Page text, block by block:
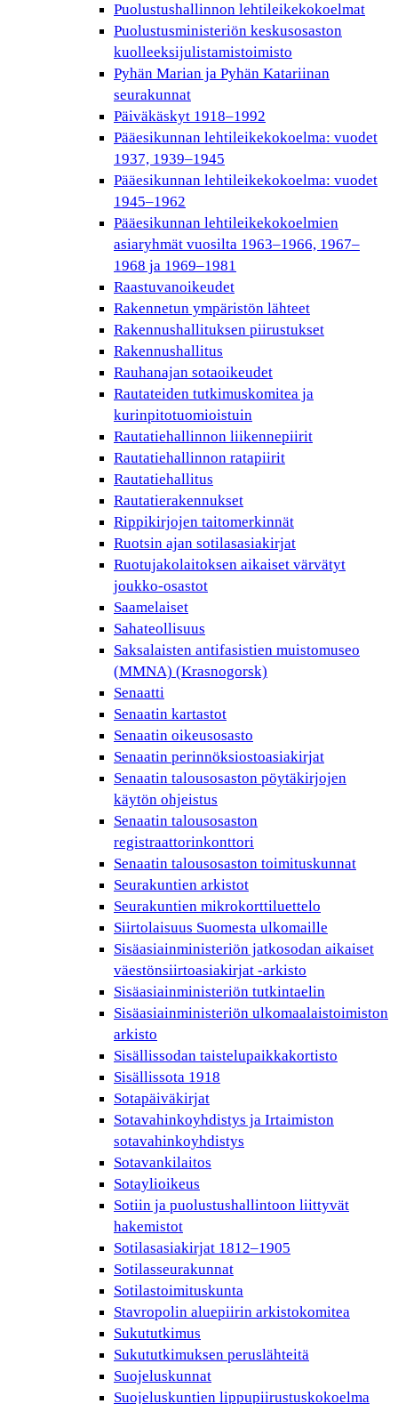
Puolustushallinnon lehtileikekokoelmat
Puolustusministeriön keskusosaston
kuolleeksijulistamistoimisto
Pyhän Marian ja Pyhän Katariinan
seurakunnat
Päiväkäskyt 1918–1992
Pääesikunnan lehtileikekokoelma: vuodet
1937, 1939–1945
Pääesikunnan lehtileikekokoelma: vuodet
1945–1962
Pääesikunnan lehtileikekokoelmien
asiaryhmät vuosilta 1963–1966, 1967–
1968 ja 1969–1981
Raastuvanoikeudet
Rakennetun ympäristön lähteet
Rakennushallituksen piirustukset
Rakennushallitus
Rauhanajan sotaoikeudet
Rautateiden tutkimuskomitea ja
kurinpitotuomioistuin
Rautatiehallinnon liikennepiirit
Rautatiehallinnon ratapiirit
Rautatiehallitus
Rautatierakennukset
Rippikirjojen taitomerkinnät
Ruotsin ajan sotilasasiakirjat
Ruotujakolaitoksen aikaiset värvätyt
joukko-osastot
Saamelaiset
Sahateollisuus
Saksalaisten antifasistien muistomuseo
(MMNA) (Krasnogorsk)
Senaatti
Senaatin kartastot
Senaatin oikeusosasto
Senaatin perinnöksiostoasiakirjat
Senaatin talousosaston pöytäkirjojen
käytön ohjeistus
Senaatin talousosaston
registraattorinkonttori
Senaatin talousosaston toimituskunnat
Seurakuntien arkistot
Seurakuntien mikrokorttiluettelo
Siirtolaisuus Suomesta ulkomaille
Sisäasiainministeriön jatkosodan aikaiset
väestönsiirtoasiakirjat -arkisto
Sisäasiainministeriön tutkintaelin
Sisäasiainministeriön ulkomaalaistoimiston
arkisto
Sisällissodan taistelupaikkakortisto
Sisällissota 1918
Sotapäiväkirjat
Sotavahinkoyhdistys ja Irtaimiston
sotavahinkoyhdistys
Sotavankilaitos
Sotaylioikeus
Sotiin ja puolustushallintoon liittyvät
hakemistot
Sotilasasiakirjat 1812–1905
Sotilasseurakunnat
Sotilastoimituskunta
Stavropolin aluepiirin arkistokomitea
Sukututkimus
Sukututkimuksen peruslähteitä
Suojeluskunnat
Suojeluskuntien lippupiirustuskokoelma